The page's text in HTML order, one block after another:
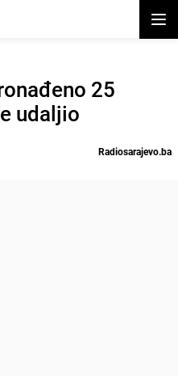
25
udaljio
Radiosarajevo.ba